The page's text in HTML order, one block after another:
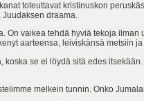
toteuttavat kristinuskon
Juudaksen draama.
On vaikea tehdä hyviä tekoja
aarteensa, leiviskänsä metsiin
se ei löydä sitä edes
melkein tunnin. Onko